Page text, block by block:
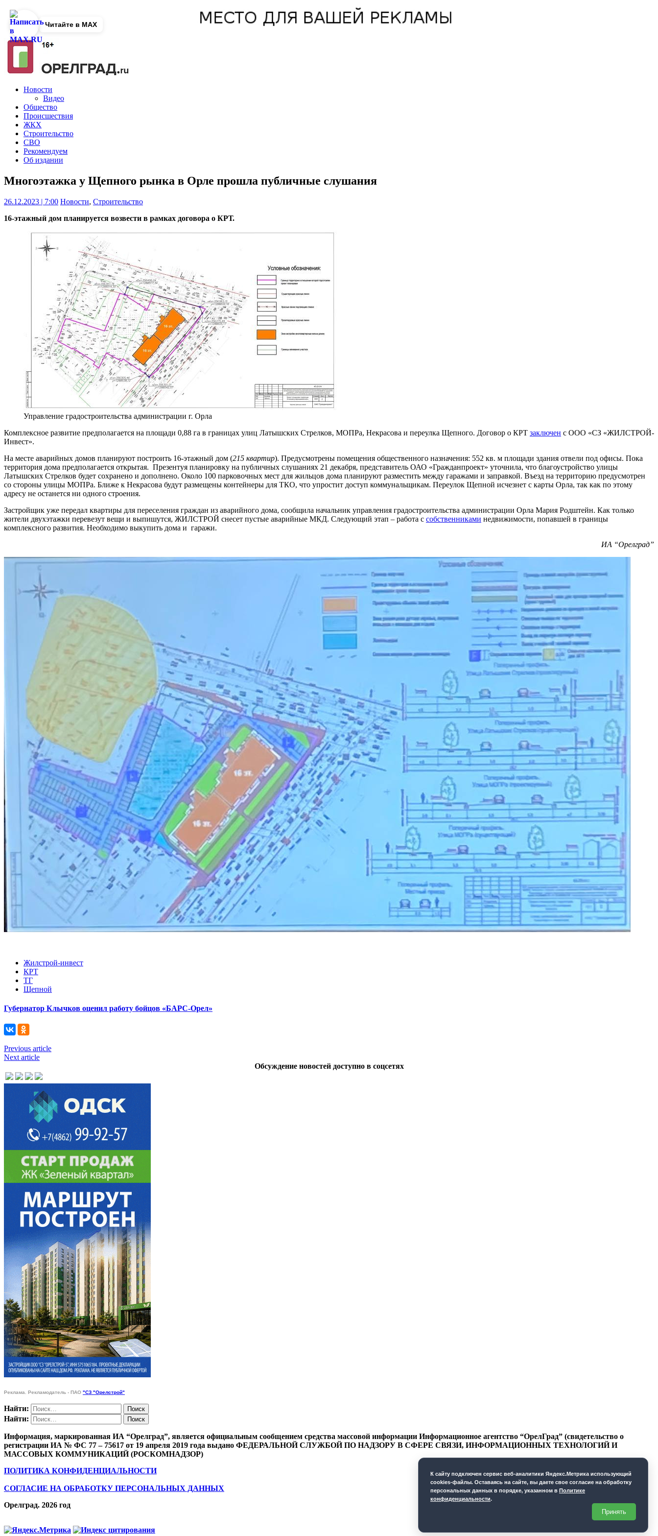
Новости
Видео
Общество
Происшествия
ЖКХ
Строительство
СВО
Рекомендуем
Об издании
Многоэтажка у Щепного рынка в Орле прошла публичные слушания
26.12.2023 | 7:00 Новости, Строительство
16-этажный дом планируется возвести в рамках договора о КРТ.
Управление градостроительства администрации г. Орла
Комплексное развитие предполагается на площади 0,88 га в границах улиц Латышских Стрелков, МОПРа, Некрасова и переулка Щепного. Договор о КРТ заключен с ООО «СЗ «ЖИЛСТРОЙ-
Инвест».
На месте аварийных домов планируют построить 16-этажный дом (215 квартир). Предусмотрены помещения общественного назначения: 552 кв. м площади здания отвели под офисы. Пока
территория дома предполагается открытая. Презентуя планировку на публичных слушаниях 21 декабря, представитель ОАО «Гражданпроект» уточнила, что благоустройство улицы
Латышских Стрелков будет сохранено и дополнено. Около 100 парковочных мест для жильцов дома планируют разместить между гаражами и заправкой. Въезд на территорию предусмотрен
со стороны улицы МОПРа. Ближе к Некрасова будут размещены контейнеры для ТКО, что упростит доступ коммунальщикам. Переулок Щепной исчезнет с карты Орла, так как по этому
адресу не останется ни одного строения.
Застройщик уже передал квартиры для переселения граждан из аварийного дома, сообщила начальник управления градостроительства администрации Орла Мария Родштейн. Как только
жители двухэтажки перевезут вещи и выпишутся, ЖИЛСТРОЙ снесет пустые аварийные МКД. Следующий этап – работа с собственниками недвижимости, попавшей в границы
комплексного развития. Необходимо выкупить дома и гаражи.
ИА “Орелград”
Жилстрой-инвест
КРТ
ТГ
Щепной
Губернатор Клычков оценил работу бойцов «БАРС-Орел»
Previous article
Next article
Обсуждение новостей доступно в соцсетях
Реклама. Рекламодатель - ПАО "СЗ "Орелстрой"
Найти:
Найти:
Информация, маркированная ИА “Орелград”, является официальным сообщением средства массовой информации Информационное агентство “ОрелГрад” (свидетельство о
регистрации ИА № ФС 77 – 75617 от 19 апреля 2019 года выдано ФЕДЕРАЛЬНОЙ СЛУЖБОЙ ПО НАДЗОРУ В СФЕРЕ СВЯЗИ, ИНФОРМАЦИОННЫХ ТЕХНОЛОГИЙ И
МАССОВЫХ КОММУНИКАЦИЙ (РОСКОМНАДЗОР)
ПОЛИТИКА КОНФИДЕНЦИАЛЬНОСТИ
СОГЛАСИЕ НА ОБРАБОТКУ ПЕРСОНАЛЬНЫХ ДАННЫХ
Орелград. 2026 год
Читайте в MAX
К cайту подключен сервис веб-аналитики Яндекс.Метрика использующий
cookies-файлы. Оставаясь на сайте, вы даете свое согласие на обработку
персональных данных в порядке, указанном в Политике
конфиденциальности.
Принять